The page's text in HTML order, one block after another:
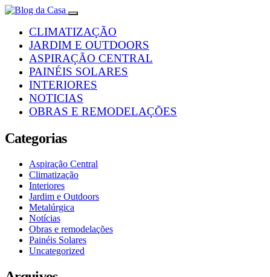
CLIMATIZAÇÃO
JARDIM E OUTDOORS
ASPIRAÇÃO CENTRAL
PAINÉIS SOLARES
INTERIORES
NOTICIAS
OBRAS E REMODELAÇÕES
Categorias
Aspiração Central
Climatização
Interiores
Jardim e Outdoors
Metalúrgica
Notícias
Obras e remodelações
Painéis Solares
Uncategorized